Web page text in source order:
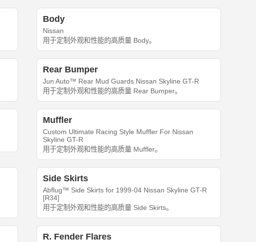
Body
Nissan
用于定制外观和性能的高质量 Body。
Rear Bumper
Jun Auto™ Rear Mud Guards Nissan Skyline GT-R
用于定制外观和性能的高质量 Rear Bumper。
Muffler
Custom Ultimate Racing Style Muffler For Nissan
Skyline GT-R
用于定制外观和性能的高质量 Muffler。
Side Skirts
Abflug™ Side Skirts for 1999-04 Nissan Skyline GT-R
[R34]
用于定制外观和性能的高质量 Side Skirts。
R. Fender Flares